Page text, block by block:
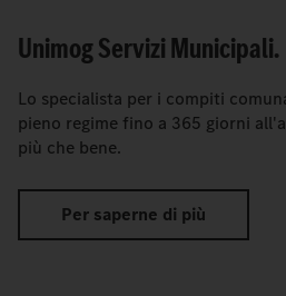
Unimog Servizi Municipali.
Lo specialista per i compiti
pieno regime fino a 365 giorni
più che bene.
Per saperne di più